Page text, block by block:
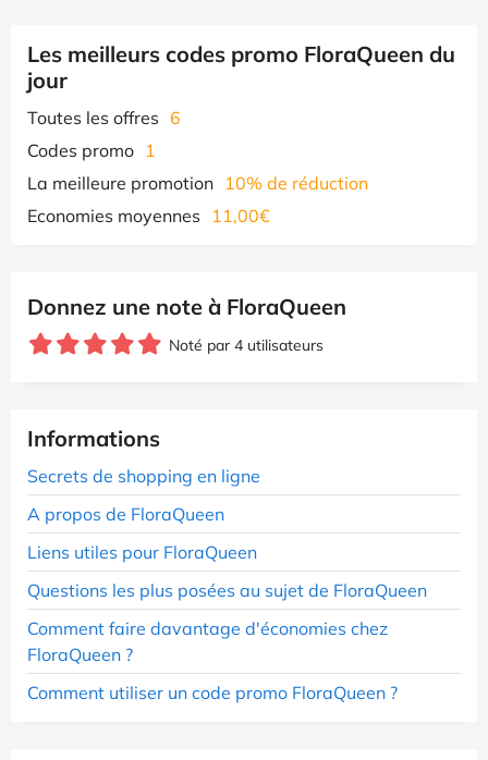
Les meilleurs codes promo FloraQueen du
jour
Toutes les offres 6
Codes promo 1
La meilleure promotion 10% de réduction
Economies moyennes
11,00€
Donnez une note à FloraQueen
Noté par 4 utilisateurs
Informations
Secrets de shopping en ligne
A propos de FloraQueen
Liens utiles pour FloraQueen
Questions les plus posées au sujet de FloraQueen
Comment faire davantage d'économies chez
FloraQueen ?
Comment utiliser un code promo FloraQueen ?